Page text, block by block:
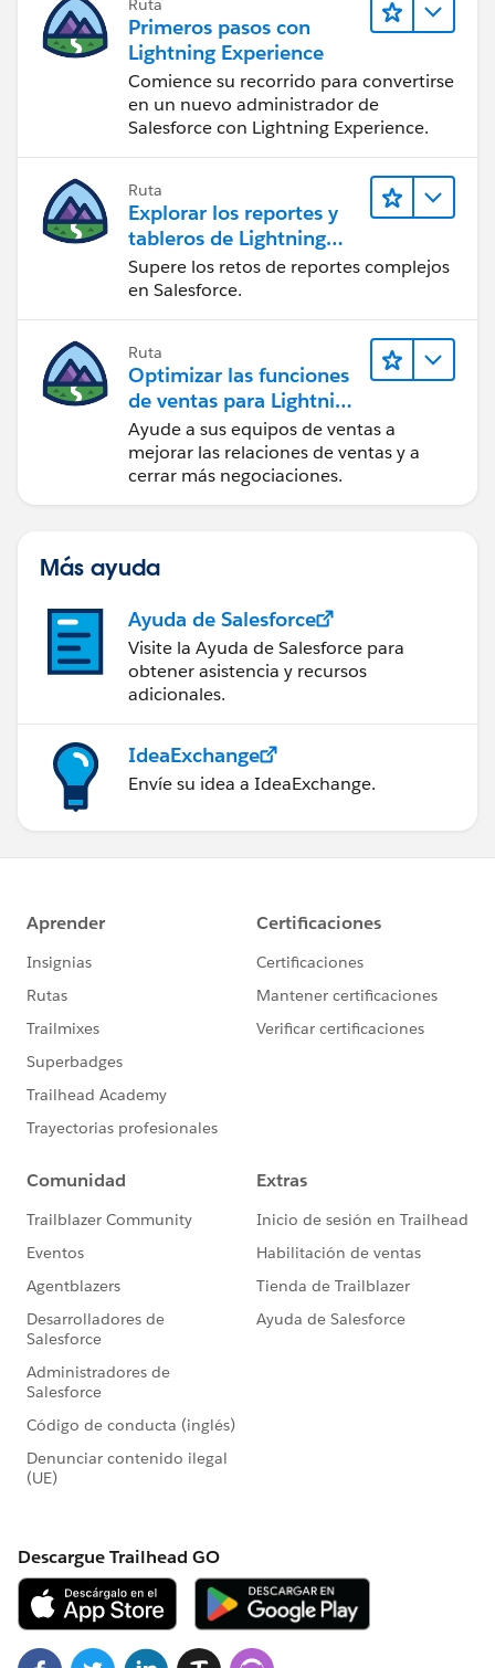
Ruta
Primeros pasos con
Lightning Experience
Comience su recorrido para convertirse
en un nuevo administrador de
Salesforce con Lightning Experience.
Ruta
Explorar los reportes y
tableros de Lightning
Experience
Supere los retos de reportes complejos
en Salesforce.
Ruta
Optimizar las funciones
de ventas para Lightning
Experience
Ayude a sus equipos de ventas a
mejorar las relaciones de ventas y a
cerrar más negociaciones.
Más ayuda
Ayuda de Salesforce
Visite la Ayuda de Salesforce para
obtener asistencia y recursos
adicionales.
IdeaExchange
Envíe su idea a IdeaExchange.